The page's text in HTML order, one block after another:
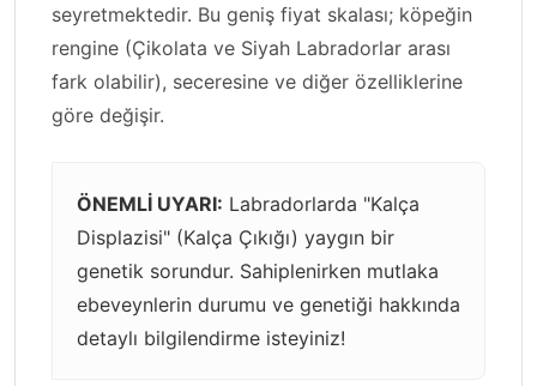
seyretmektedir. Bu geniş fiyat skalası; köpeğin
rengine (Çikolata ve Siyah Labradorlar arası
fark olabilir), seceresine ve diğer özelliklerine
göre değişir.
ÖNEMLİ UYARI: Labradorlarda "Kalça
Displazisi" (Kalça Çıkığı) yaygın bir
genetik sorundur. Sahiplenirken mutlaka
ebeveynlerin durumu ve genetiği hakkında
detaylı bilgilendirme isteyiniz!